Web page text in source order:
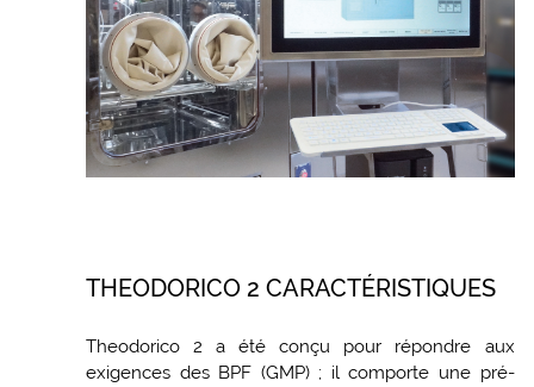
THEODORICO 2 CARACTÉRISTIQUES
Theodorico 2 a été conçu pour répondre aux
exigences des BPF (GMP) ; il comporte une pré-